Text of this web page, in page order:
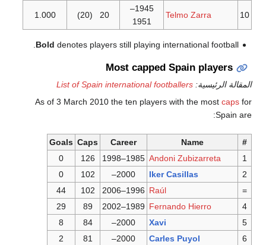
Telmo
1951
20
(20)
1.000
Bolddenotes players still playing
Most capped Spain
List of Spain international footballers
As of 3 March 2010 the ten players with the
Name
Career
Caps
Goals
Andoni
1985–1998
126
0
Iker Casillas
2000–
102
0
102
44
Fernando
1989–2002
89
29
84
8
Carles Puyol
2000–
81
2